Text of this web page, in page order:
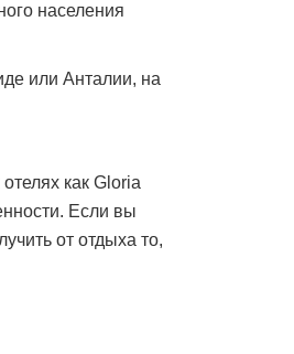
населения
или Анталии, на
как Gloria
Если вы
от отдыха то,